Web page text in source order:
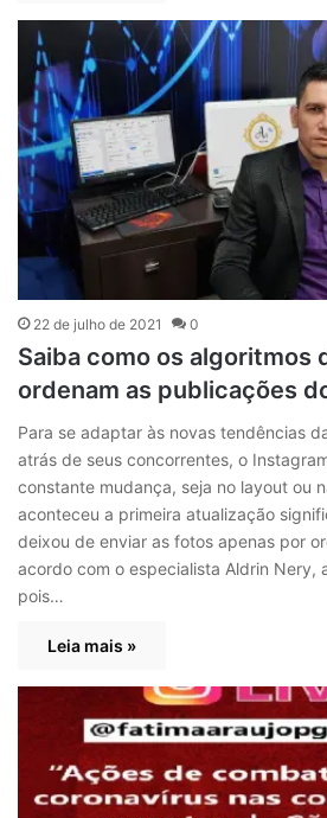
22 de julho de 2021 0
Saiba como os algoritmos
ordenam as publicações
Para se adaptar às novas tendências
atrás de seus concorrentes, o
constante mudança, seja no layout ou
aconteceu a primeira atualização
deixou de enviar as fotos apenas por
acordo com o especialista Aldrin Nery,
pois…
Leia mais »